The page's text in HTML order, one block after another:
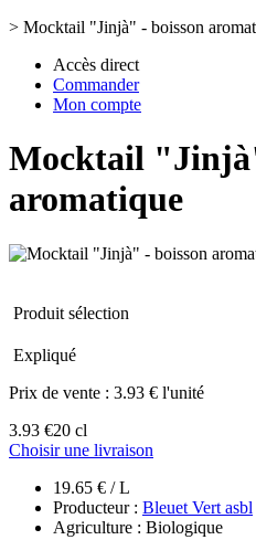
> Mocktail "Jinjà" - boisson
Accès direct
Commander
Mon compte
Mocktail
aromatique
Produit sélection
Expliqué
Prix de vente : 3.93 € l'unité
3.93 €20 cl
Choisir une livraison
19.65 € / L
Producteur : Bleuet Vert asbl
Agriculture : Biologique